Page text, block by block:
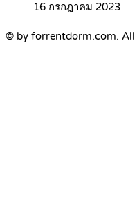
16 กรกฎาคม 2023
© by forrentdorm.com. All